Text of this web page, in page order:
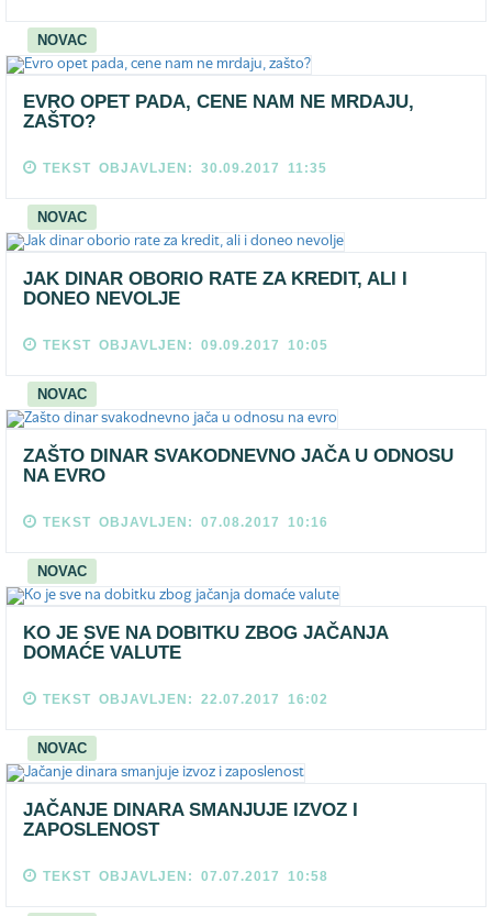
NOVAC
EVRO OPET PADA, CENE NAM NE MRDAJU,
ZAŠTO?
TEKST OBJAVLJEN: 30.09.2017 11:35
NOVAC
JAK DINAR OBORIO RATE ZA KREDIT, ALI I
DONEO NEVOLJE
TEKST OBJAVLJEN: 09.09.2017 10:05
NOVAC
ZAŠTO DINAR SVAKODNEVNO JAČA U ODNOSU
NA EVRO
TEKST OBJAVLJEN: 07.08.2017 10:16
NOVAC
KO JE SVE NA DOBITKU ZBOG JAČANJA
DOMAĆE VALUTE
TEKST OBJAVLJEN: 22.07.2017 16:02
NOVAC
JAČANJE DINARA SMANJUJE IZVOZ I
ZAPOSLENOST
TEKST OBJAVLJEN: 07.07.2017 10:58